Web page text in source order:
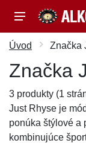
Úvod Značka
Značka
3 produkty (1
Just Rhyse je
ponúka štýlové a
kombinujúce